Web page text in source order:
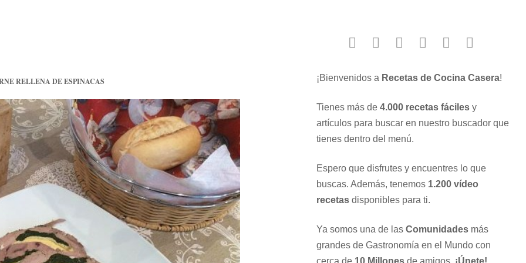
RELLENA DE ESPINACAS ¡Bienvenidos a Recetas de Cocina Casera!
Tienes más de 4.000 recetas fácilesy
artículos para buscar en nuestro buscador que
tienes dentro del menú.
Espero que disfrutes y encuentres lo que
buscas. Además, tenemos 1.200 vídeo
recetasdisponibles para ti.
Ya somos una de las Comunidadesmás
grandes de Gastronomía en el Mundo con
cerca de 10 Millonesde amigos. ¡Únete!